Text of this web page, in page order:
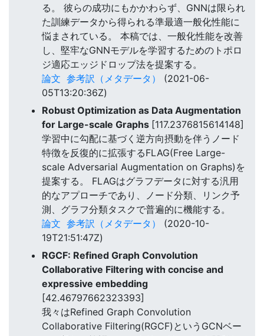
る。 彼らの成功にもかかわらず、GNNは限られ
た訓練データから得られる準最適一般化性能に
悩まされている。 本稿では、一般化性能を改善
し、堅牢なGNNモデルを学習するためのトポロ
ジ適応エッジドロップ法を提案する。
論文 参考訳（メタデータ）
(2021-06-
05T13:20:36Z)
Robust Optimization as Data Augmentation
for Large-scale Graphs [117.2376815614148]
学習中に勾配に基づく逆方向摂動を伴うノード
特徴を反復的に拡張するFLAG(Free Large-
scale Adversarial Augmentation on Graphs)を
提案する。 FLAGはグラフデータに対する汎用
的なアプローチであり、ノード分類、リンク予
測、グラフ分類タスクで普遍的に機能する。
論文 参考訳（メタデータ）
(2020-10-
19T21:51:47Z)
RGCF: Refined Graph Convolution
Collaborative Filtering with concise and
expressive embedding
[42.46797662323393]
我々はRefined Graph Convolution
Collaborative Filtering(RGCF)というGCNベー